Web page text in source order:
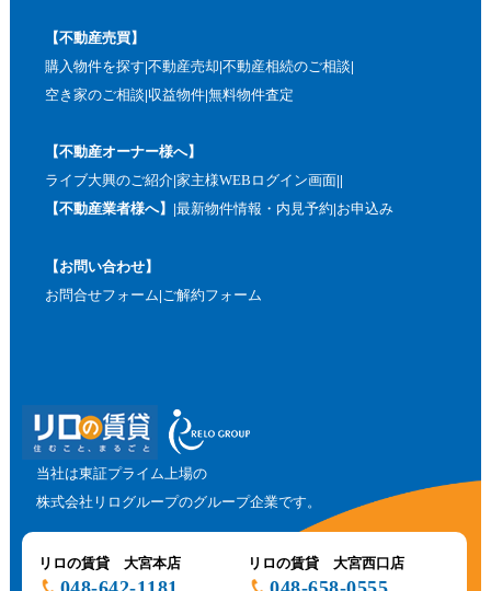
【不動産売買】
購入物件を探す 不動産売却 不動産相続のご相談
空き家のご相談 収益物件 無料物件査定
【不動産オーナー様へ】
ライブ大興のご紹介 家主様WEBログイン画面
【不動産業者様へ】
最新物件情報・内見予約 お申込み
【お問い合わせ】
お問合せフォーム ご解約フォーム
当社は東証プライム上場の
株式会社リログループのグループ企業です。
リロの賃貸 大宮本店 リロの賃貸 大宮西口店